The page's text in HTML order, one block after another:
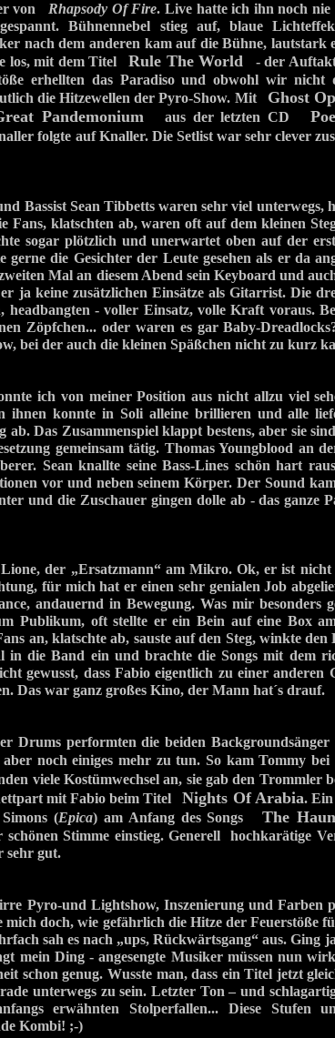
von Rhapsody Of Fire. Live hatte ich ihn noch nie
Bühnennebel stieg auf, blaue
nach dem anderen kam auf die Bühne, lautstark
los, mit dem TitelRule The World - der Auftakt
erhellten das Paradiso und obwohl wir
die Hitzewellen der Pyro-Show. Mit Ghost
Pandemonium aus der letzten CD
folgte auf Knaller. Die Setlist war sehr clever
Bassist Sean Tibbetts waren sehr viel unterwegs,
Fans, klatschten ab, waren oft auf dem kleinen
sogar plötzlich und unerwartet oben auf der
gerne die Gesichter der Leute gesehen als er da
Mal an diesem Abend sein Keyboard und
ja keine zusätzlichen Einsätze als Gitarrist. Die
- voller Einsatz, volle Kraft voraus.
Zöpfchen... oder waren es gar Baby-
bei der auch die kleinen Späßchen nicht zu kurz
ich von meiner Position aus nicht allzu viel
ihnen konnte in Soli alleine brillieren und alle
Das Zusammenspiel klappt bestens, aber sie
gemeinsam tätig. Thomas Youngblood an
Sean knallte seine Bass-Lines schön hart
vor und neben seinem Körper. Der Sound
und die Zuschauer gingen dolle ab - das ganze
der „Ersatzmann“ am Mikro. Ok, er ist nicht
für mich hat er einen sehr genialen Job
andauernd in Bewegung. Was mir besonders
Publikum, oft stellte er ein Bein auf eine Box
an, klatschte ab, sauste auf den Steg, winkte den
in die Band ein und brachte die Songs mit dem
gewusst, dass Fabio eigentlich zu einer anderen
Das war ganz großes Kino, der Mann hat´s drauf.
Drums performten die beiden
aber noch einiges mehr zu tun. So kam Tommy
viele Kostümwechsel an, sie gab den Trommler
mit Fabio beim TitelNights Of Arabia.
(Epica) am Anfang des Songs The
Stimme einstieg. Generell hochkarätige
sehr gut.
Pyro-und Lightshow, Inszenierung und Farben
mich doch, wie gefährlich die Hitze der Feuerstöße
sah es nach „ups, Rückwärtsgang“ aus. Ging
mein Ding - angesengte Musiker müssen nun
schon genug. Wusste man, dass ein Titel jetzt
unterwegs zu sein. Letzter Ton – und
erwähnten Stolperfallen... Diese Stufen
Kombi! ;-)